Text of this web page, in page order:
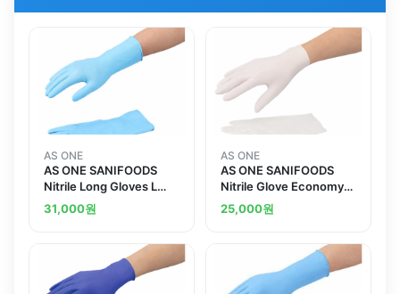
AS ONE
AS ONE SANIFOODS
Nitrile Long Gloves L
100 Piecesand others
31,000원
AS ONE
AS ONE SANIFOODS
Nitrile Glove Economy
White 사니푸즈 니트릴 장
갑 이코노미 흰색
25,000원